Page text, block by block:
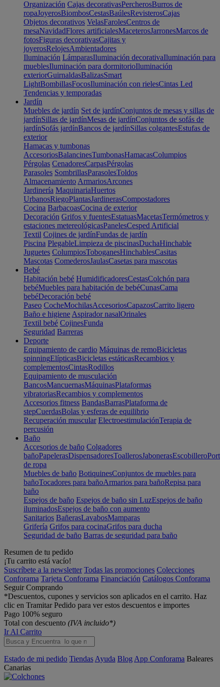
Organización Cajas decorativasPercherosBurros de
ropaJoyerosBiombosCestasBaúlesRevisterosCajas
Objetos decorativos VelasFarolesCentros de
mesaNavidadFlores artificialesMaceterosJarronesMarcos de
fotosFiguras decorativasCajitas y
joyerosRelojesAmbientadores
Iluminación LámparasIluminación decorativaIluminación para
mueblesIluminación para dormitorioIluminación
exteriorGuirnaldasBalizasSmart
LightBombillasFocosIluminación con rielesCintas Led
Tendencias y temporadas
Jardín
Muebles de jardín Set de jardínConjuntos de mesas y sillas de
jardínSillas de jardínMesas de jardínConjuntos de sofás de
jardínSofás jardínBancos de jardínSillas colgantesEstufas de
exterior
Hamacas y tumbonas
AccesoriosBalancinesTumbonasHamacasColumpios
Pérgolas CenadoresCarpasPérgolas
Parasoles SombrillasParasolesToldos
Almacenamiento ArmariosArcones
Jardinería MaquinariaHuertos
UrbanosRiegoPlantasJardinerasCompostadores
Cocina BarbacoasCocina de exterior
Decoración Grifos y fuentesEstatuasMacetasTermómetros y
estaciones metereológicasPanelesCesped Artificial
Textil Cojines de jardínFundas de jardín
Piscina PlegableLimpieza de piscinasDuchaHinchable
Juguetes ColumpiosToboganesHinchablesCasitas
Mascotas ComederosJaulasCasetas para mascotas
Bebé
Habitación bebé HumidificadoresCestasColchón para
bebéMuebles para habitación de bebéCunasCama
bebéDecoración bebé
Paseo CocheMochilasAccesoriosCapazosCarrito ligero
Baño e higiene Aspirador nasalOrinales
Textil bebé CojinesFunda
Seguridad Barreras
Deporte
Equipamiento de cardio Máquinas de remoBicicletas
spinningElípticasBicicletas estáticasRecambios y
complementosCintasRodillos
Equipamiento de musculación
BancosMancuernasMáquinasPlataformas
vibratoriasRecambios y complementos
Accesorios fitness BandasBarrasPlataforma de
stepCuerdasBolas y esferas de equilibrio
Recuperación muscular ElectroestimulaciónTerapia de
percusión
Baño
Accesorios de baño Colgadores
bañoPapelerasDispensadoresToallerosJabonerasEscobillero
de ropa
Muebles de baño BotiquinesConjuntos de muebles para
bañoTocadores para bañoArmarios para bañoRepisa para
baño
Espejos de baño Espejos de baño sin LuzEspejos de baño
iluminadosEspejos de baño con aumento
Sanitarios BañerasLavabosMamparas
Grifería Grifos para cocinaGrifos para ducha
Seguridad de baño Barras de seguridad para baño
Resumen de tu pedido
¡Tu carrito está vacío!
Suscríbete a la newsletter Todas las promociones Colecciones
Conforama Tarjeta Conforama Financiación Catálogos Conforama
Seguir Comprando
*Descuentos, cupones y servicios son aplicados en el carrito. Haz
clic en Tramitar Pedido para ver estos descuentos e importes
Pago 100% seguro
Total con descuento (IVA incluido*)
Ir Al Carrito
Estado de mi pedido Tiendas Ayuda Blog App Conforama Baleares
Canarias